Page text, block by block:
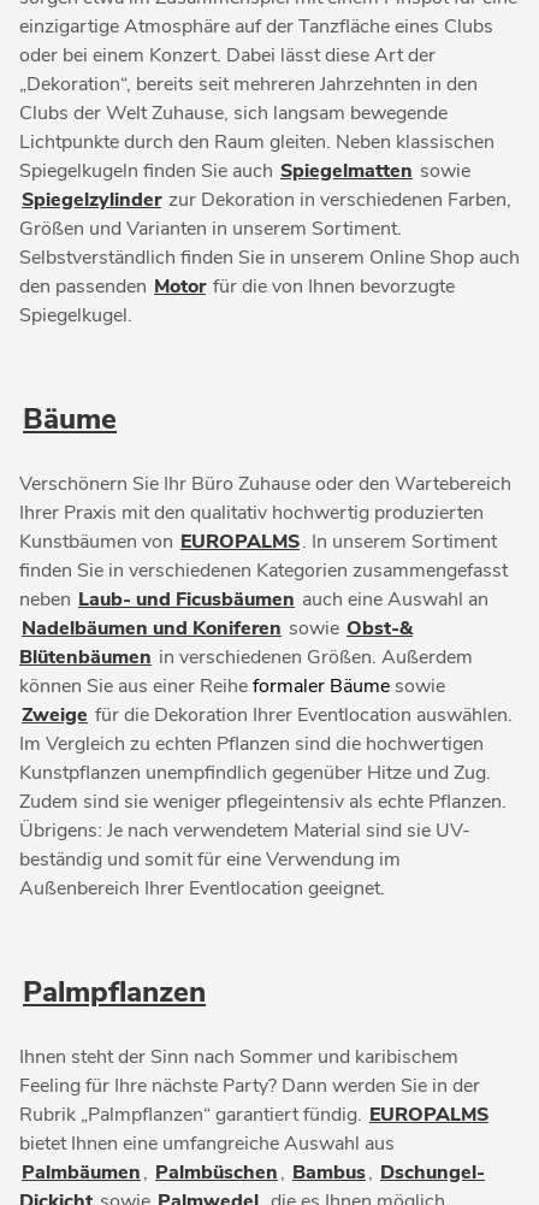
einzigartige Atmosphäre auf der Tanzfläche eines Clubs
oder bei einem Konzert. Dabei lässt diese Art der
„Dekoration“, bereits seit mehreren Jahrzehnten in den
Clubs der Welt Zuhause, sich langsam bewegende
Lichtpunkte durch den Raum gleiten. Neben klassischen
Spiegelkugeln finden Sie auch Spiegelmatten sowie
Spiegelzylinder zur Dekoration in verschiedenen Farben,
Größen und Varianten in unserem Sortiment.
Selbstverständlich finden Sie in unserem Online Shop auch
den passenden Motor für die von Ihnen bevorzugte
Spiegelkugel.
Bäume
Verschönern Sie Ihr Büro Zuhause oder den Wartebereich
Ihrer Praxis mit den qualitativ hochwertig produzierten
Kunstbäumen von EUROPALMS. In unserem Sortiment
finden Sie in verschiedenen Kategorien zusammengefasst
neben Laub- und Ficusbäumen auch eine Auswahl an
Nadelbäumen und Koniferen sowie Obst-&
Blütenbäumen in verschiedenen Größen. Außerdem
können Sie aus einer Reiheformaler Bäume sowie
Zweige für die Dekoration Ihrer Eventlocation auswählen.
Im Vergleich zu echten Pflanzen sind die hochwertigen
Kunstpflanzen unempfindlich gegenüber Hitze und Zug.
Zudem sind sie weniger pflegeintensiv als echte Pflanzen.
Übrigens: Je nach verwendetem Material sind sie UV-
beständig und somit für eine Verwendung im
Außenbereich Ihrer Eventlocation geeignet.
Palmpflanzen
Ihnen steht der Sinn nach Sommer und karibischem
Feeling für Ihre nächste Party? Dann werden Sie in der
Rubrik „Palmpflanzen“ garantiert fündig. EUROPALMS
bietet Ihnen eine umfangreiche Auswahl aus
Palmbäumen, Palmbüschen, Bambus, Dschungel-